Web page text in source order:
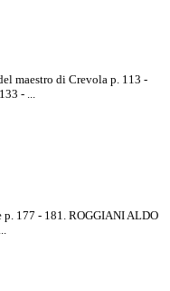
maestro di Crevola p. 113 -
- ...
177 - 181. ROGGIANI ALDO